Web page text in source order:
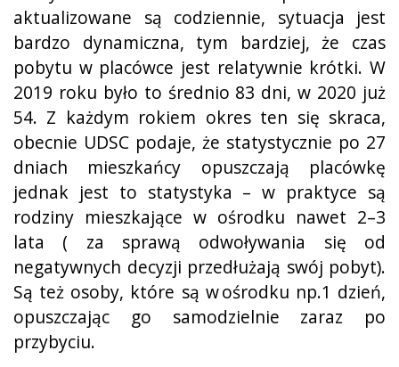
aktualizowane są codziennie, sytuacja jest
bardzo dynamiczna, tym bardziej, że czas
pobytu w placówce jest relatywnie krótki. W
2019 roku było to średnio 83 dni, w 2020 już
54. Z każdym rokiem okres ten się skraca,
obecnie UDSC podaje, że statystycznie po 27
dniach mieszkańcy opuszczają placówkę
jednak jest to statystyka – w praktyce są
rodziny mieszkające w ośrodku nawet 2–3
lata ( za sprawą odwoływania się od
negatywnych decyzji przedłużają swój pobyt).
Są też osoby, które są w ośrodku np.1 dzień,
opuszczając go samodzielnie zaraz po
przybyciu.